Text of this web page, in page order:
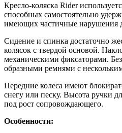
Кресло-коляска Rider
способных самостоятельно
имеющих частичные нарушения
Сидение и спинка достаточно
колясок с твердой основой.
механическими фиксаторами.
образными ремнями с
Передние колеса имеют
снегу или песку. Высота ручки
под рост сопровождающего.
Особенности: